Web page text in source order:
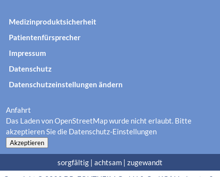
Medizinproduktsicherheit
Patientenfürsprecher
Impressum
Datenschutz
Datenschutzeinstellungen ändern
Anfahrt
Das Laden von OpenStreetMap wurde nicht erlaubt. Bitte
akzeptieren Sie die Datenschutz-Einstellungen
Akzeptieren
sorgfältig | achtsam | zugewandt